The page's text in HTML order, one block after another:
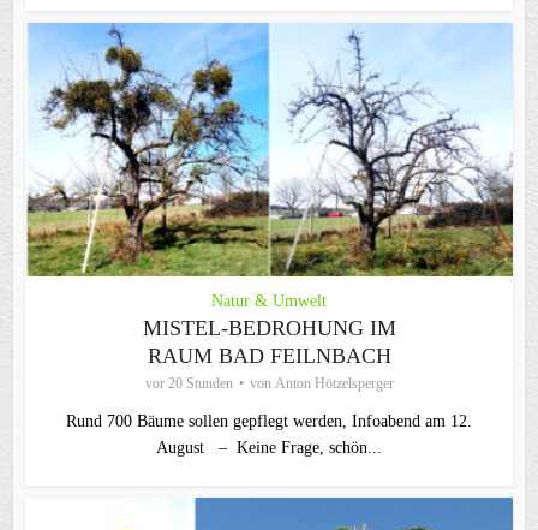
Natur & Umwelt
MISTEL-BEDROHUNG IM
RAUM BAD FEILNBACH
vor 20 Stunden von Anton Hötzelsperger
Rund 700 Bäume sollen gepflegt werden, Infoabend am 12.
August – Keine Frage, schön...